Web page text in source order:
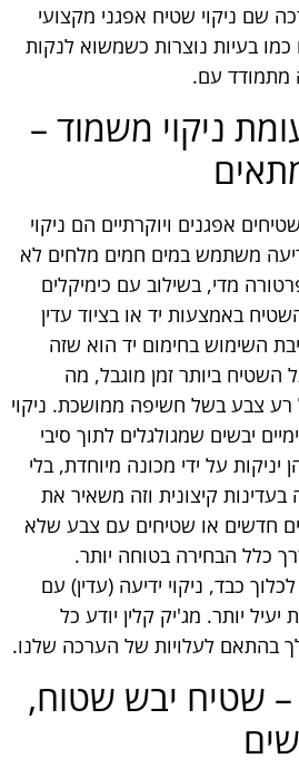
שם ניקוי שטיח אפגני מקצועי
בעיות נוצרות כשמשוא לנקות
מתמודד עם.
ניקוי משמוד –
אפגנים ויוקרתיים הם ניקוי
ידיעה משתמש במים חמים מלחים לא
מדי, בשילוב עם כימיקלים
באמצעות יד או בציוד עדין
השימוש בחימום יד הוא שזה
ביותר זמן מוגבל, מה
צבע בשל חשיפה ממושכת. ניקוי
יבשים שמגולגלים לתוך סיבי
יניקות על ידי מכונה מיוחדת, בלי
קיצונית וזה משאיר את
חדשים או שטיחים עם צבע שלא
כלל הבחירה בטוחה יותר.
כבד, ניקוי ידיעה (עדין) עם
יותר. מג'יק קלין יודע כל
בהתאם לעלויות של הערכה שלנו.
– שטיח יבש שטוח,